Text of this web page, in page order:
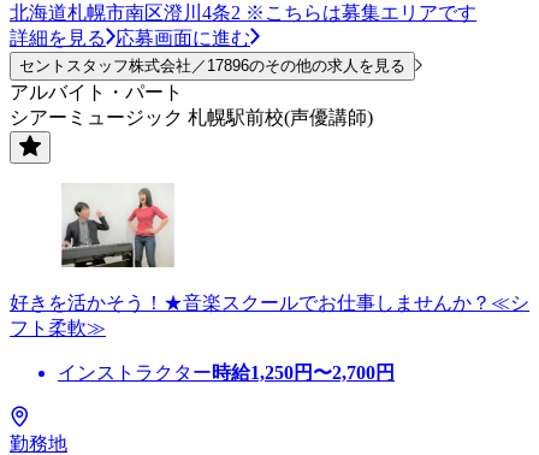
北海道札幌市南区澄川4条2 ※こちらは募集エリアです
詳細を見る
応募画面に進む
セントスタッフ株式会社／17896のその他の求人を見る
アルバイト・パート
シアーミュージック 札幌駅前校(声優講師)
好きを活かそう！★音楽スクールでお仕事しませんか？≪シ
フト柔軟≫
インストラクター時給1,250円〜2,700円
勤務地